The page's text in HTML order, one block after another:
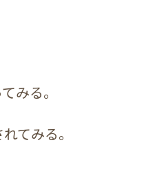
みる。
てみる。